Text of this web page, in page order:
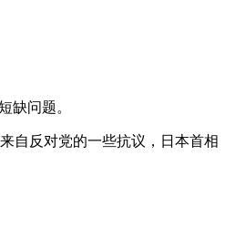
缺问题。
自反对党的一些抗议，日本首相